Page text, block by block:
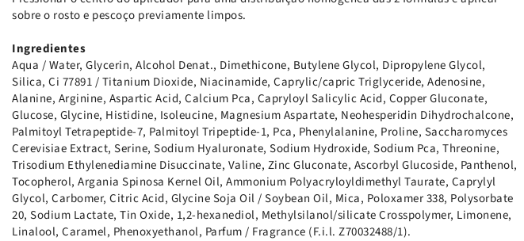
sobre o rosto e pescoço previamente limpos.
Ingredientes
Aqua / Water, Glycerin, Alcohol Denat., Dimethicone, Butylene Glycol, Dipropylene Glycol,
Silica, Ci 77891 / Titanium Dioxide, Niacinamide, Caprylic/capric Triglyceride, Adenosine,
Alanine, Arginine, Aspartic Acid, Calcium Pca, Capryloyl Salicylic Acid, Copper Gluconate,
Glucose, Glycine, Histidine, Isoleucine, Magnesium Aspartate, Neohesperidin Dihydrochalcone,
Palmitoyl Tetrapeptide-7, Palmitoyl Tripeptide-1, Pca, Phenylalanine, Proline, Saccharomyces
Cerevisiae Extract, Serine, Sodium Hyaluronate, Sodium Hydroxide, Sodium Pca, Threonine,
Trisodium Ethylenediamine Disuccinate, Valine, Zinc Gluconate, Ascorbyl Glucoside, Panthenol,
Tocopherol, Argania Spinosa Kernel Oil, Ammonium Polyacryloyldimethyl Taurate, Caprylyl
Glycol, Carbomer, Citric Acid, Glycine Soja Oil / Soybean Oil, Mica, Poloxamer 338, Polysorbate
20, Sodium Lactate, Tin Oxide, 1,2-hexanediol, Methylsilanol/silicate Crosspolymer, Limonene,
Linalool, Caramel, Phenoxyethanol, Parfum / Fragrance (F.i.l. Z70032488/1).